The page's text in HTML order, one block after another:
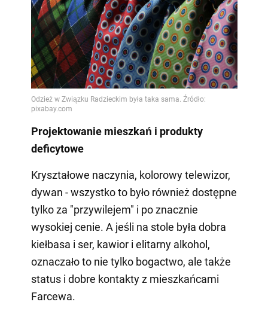
Projektowanie mieszkań i produkty
deficytowe
Kryształowe naczynia, kolorowy telewizor,
dywan - wszystko to było również dostępne
tylko za "przywilejem" i po znacznie
wysokiej cenie. A jeśli na stole była dobra
kiełbasa i ser, kawior i elitarny alkohol,
oznaczało to nie tylko bogactwo, ale także
status i dobre kontakty z mieszkańcami
Farcewa.